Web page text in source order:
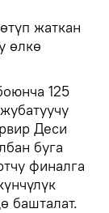
жаткан
өлкө
125
Деси
буга
финалга
башталат.